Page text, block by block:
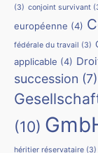
(3) conjoint survivant
européenne (4)
fédérale du travail (3)
applicable (4)
succession (7)
(10)
héritier réservataire (3)